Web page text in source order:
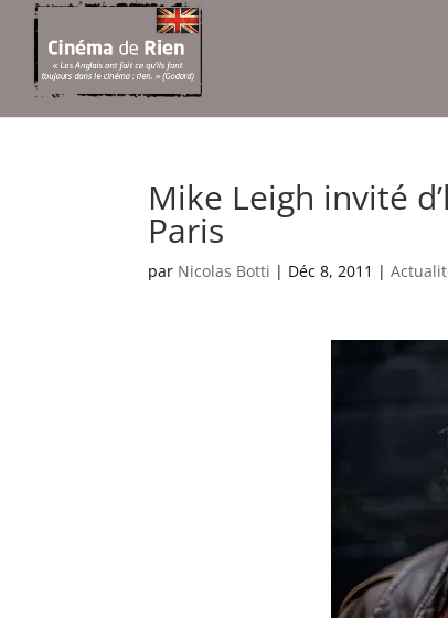
Mike Leigh invité
Paris
par Nicolas Botti | Déc 8, 2011 |